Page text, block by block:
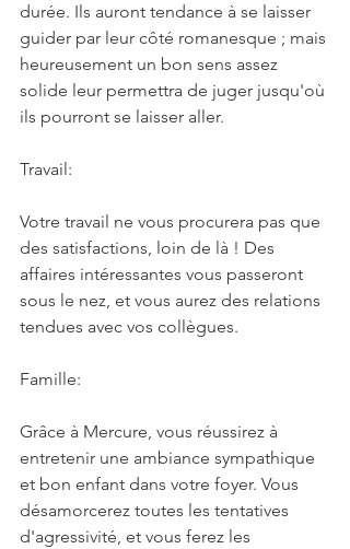
durée. Ils auront tendance à se laisser
guider par leur côté romanesque ; mais
heureusement un bon sens assez
solide leur permettra de juger jusqu'où
ils pourront se laisser aller.
Travail:
Votre travail ne vous procurera pas que
des satisfactions, loin de là ! Des
affaires intéressantes vous passeront
sous le nez, et vous aurez des relations
tendues avec vos collègues.
Famille:
Grâce à Mercure, vous réussirez à
entretenir une ambiance sympathique
et bon enfant dans votre foyer. Vous
désamorcerez toutes les tentatives
d'agressivité, et vous ferez les